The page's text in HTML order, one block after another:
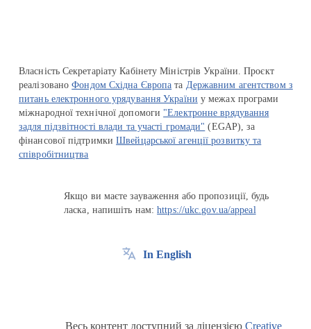
Власність Секретаріату Кабінету Міністрів України. Проєкт
реалізованоФондом Східна Європа та Державним агентством з
питань електронного урядування України у межах програми
міжнародної технічної допомоги "Електронне врядування
задля підзвітності влади та участі громади" (EGAP), за
фінансової підтримкиШвейцарської агенції розвитку та
співробітництва
Якщо ви маєте зауваження або пропозиції, будь
ласка, напишіть нам:https://ukc.gov.ua/appeal
In English
Весь контент доступний за ліцензією Creative